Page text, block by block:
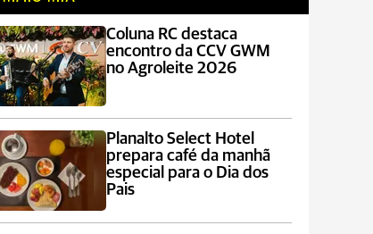
Coluna RC destaca
encontro da CCV GWM
no Agroleite 2026
Planalto Select Hotel
prepara café da manhã
especial para o Dia dos
Pais